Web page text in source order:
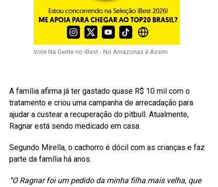
Vote Na Gente no iBest - No Amazonas é Assim
A família afirma já ter gastado quase R$ 10 mil com o
tratamento e criou uma campanha de arrecadação para
ajudar a custear a recuperação do pitbull. Atualmente,
Ragnar está sendo medicado em casa.
Segundo Mirella, o cachorro é dócil com as crianças e faz
parte da família há anos.
“O Ragnar foi um pedido da minha filha mais velha, que